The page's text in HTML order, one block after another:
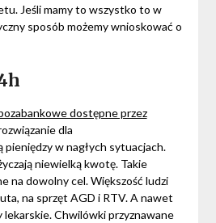
Jeśli mamy to wszystko to w
sposób możemy wnioskować o
dostępne przez
dla
w nagłych sytuacjach.
niewielką kwotę. Takie
na dowolny cel. Większość ludzi
na sprzęt AGD i RTV. A nawet
lekarskie. Chwilówki przyznawane